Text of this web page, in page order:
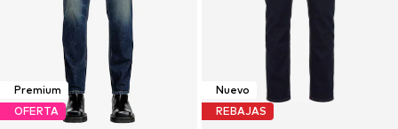
Premium
OFERTA
Nuevo
REBAJAS